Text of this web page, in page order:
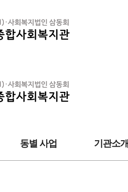
동별 사업 기관소개